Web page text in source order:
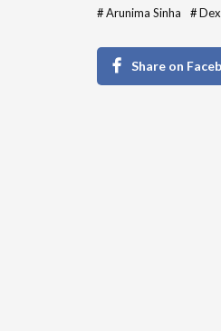
#Arunima Sinha #
Share on